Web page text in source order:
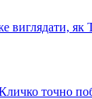
виглядати, як
точно